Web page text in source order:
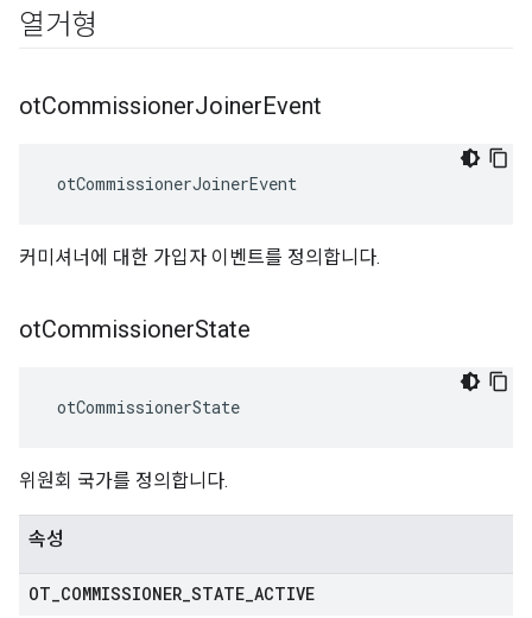
열거형
otCommissionerJoinerEvent
otCommissionerJoinerEvent
커미셔너에 대한 가입자 이벤트를 정의합니다.
otCommissionerState
otCommissionerState
위원회 국가를 정의합니다.
속성
OT COMMISSIONER STATE ACTIVE